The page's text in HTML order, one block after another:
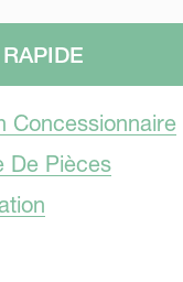
Concessionnaire
De Pièces